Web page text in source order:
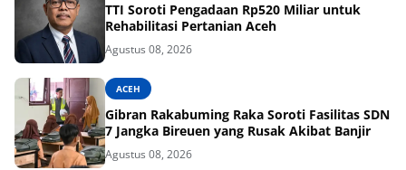
TTI Soroti Pengadaan Rp520 Miliar untuk
Rehabilitasi Pertanian Aceh
Agustus 08, 2026
ACEH
Gibran Rakabuming Raka Soroti Fasilitas SDN
7 Jangka Bireuen yang Rusak Akibat Banjir
Agustus 08, 2026